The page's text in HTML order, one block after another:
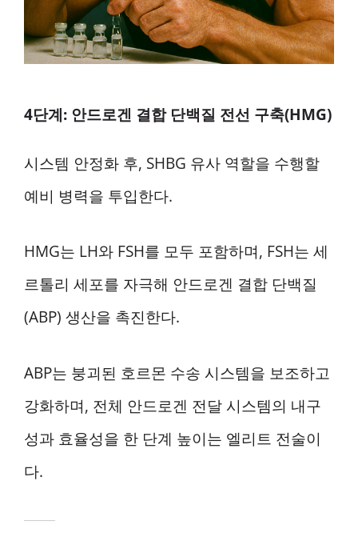
4단계: 안드로겐 결합 단백질 전선 구축(HMG)
시스템 안정화 후, SHBG 유사 역할을 수행할
예비 병력을 투입한다.
HMG는 LH와 FSH를 모두 포함하며, FSH는 세
르톨리 세포를 자극해 안드로겐 결합 단백질
(ABP) 생산을 촉진한다.
ABP는 붕괴된 호르몬 수송 시스템을 보조하고
강화하며, 전체 안드로겐 전달 시스템의 내구
성과 효율성을 한 단계 높이는 엘리트 전술이
다.